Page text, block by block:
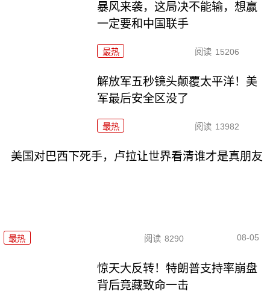
暴风来袭，这局决不能输，想赢
一定要和中国联手
最热 阅读 15206
解放军五秒镜头颠覆太平洋！美
军最后安全区没了
最热 阅读 13982
美国对巴西下死手，卢拉让世界看清谁才是真朋友
最热 阅读 8290 08-05
惊天大反转！特朗普支持率崩盘
背后竟藏致命一击